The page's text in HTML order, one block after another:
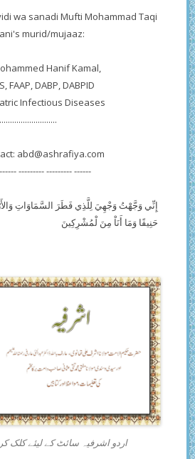
wa sanadi Mufti Mohammad Taqi
murid/mujaaz:
Hanif Kamal,
FAAP, DABP, DABPID
Infectious Diseases
abd@ashrafiya.com
--------- --------- ------
إِنِّي وَجَّهْتُ وَجْهِيَ لِلَّذِي فَطَرَ السَّمَاوَاتِ
حَنِيفًا وَمَا أَنَاْ مِنَ لْمُشْرِكِينَ
اردو اشرفیہ سائٹ کے لیئے کلک